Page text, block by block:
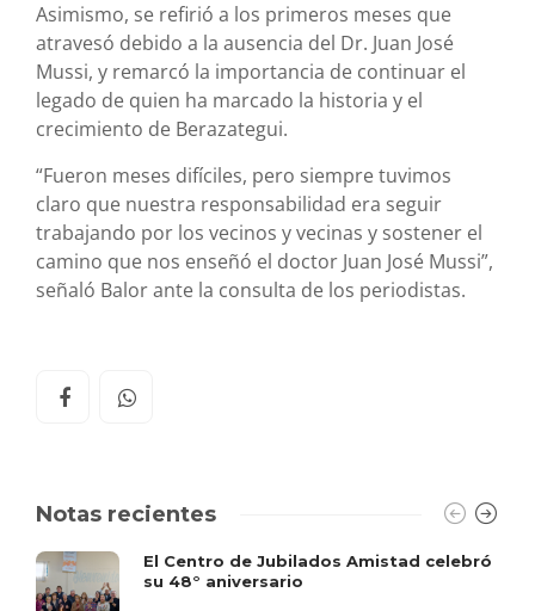
Asimismo, se refirió a los primeros meses que
atravesó debido a la ausencia del Dr. Juan José
Mussi, y remarcó la importancia de continuar el
legado de quien ha marcado la historia y el
crecimiento de Berazategui.
“Fueron meses difíciles, pero siempre tuvimos
claro que nuestra responsabilidad era seguir
trabajando por los vecinos y vecinas y sostener el
camino que nos enseñó el doctor Juan José Mussi”,
señaló Balor ante la consulta de los periodistas.
Notas recientes
El Centro de Jubilados Amistad celebró
su 48° aniversario